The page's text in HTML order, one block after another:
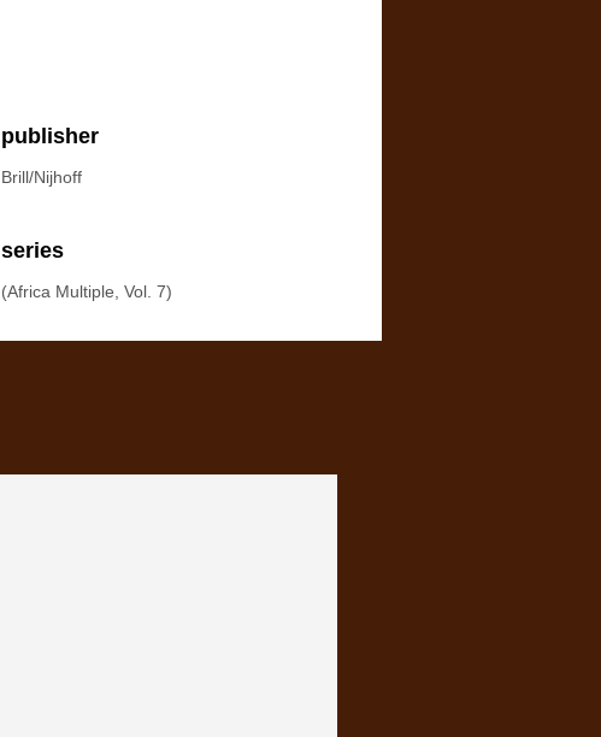
publisher
Brill/Nijhoff
series
(Africa Multiple, Vol. 7)